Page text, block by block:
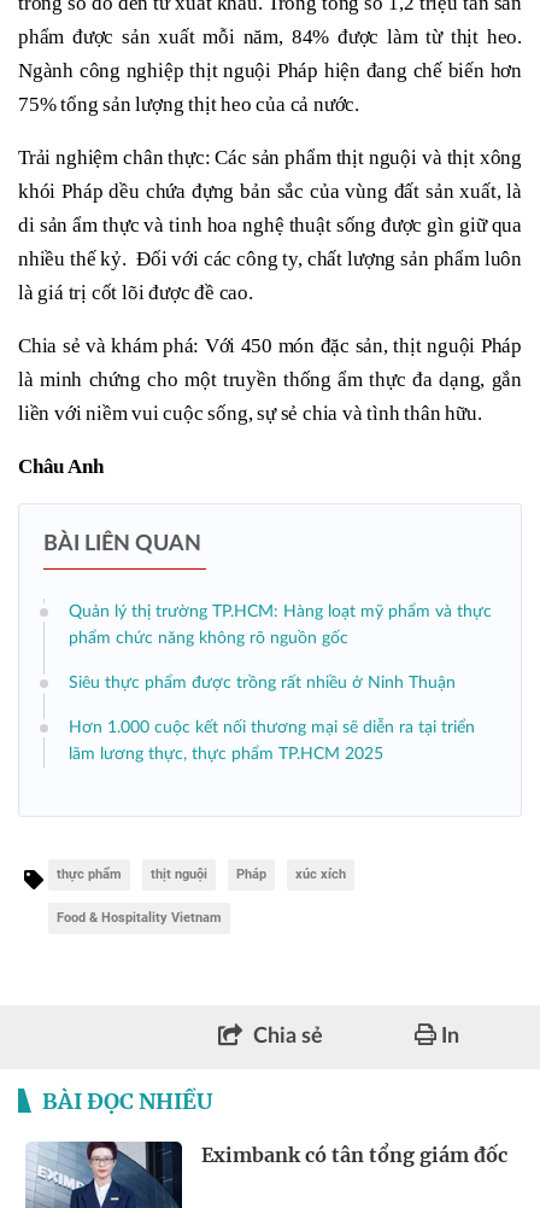
phẩm được sản xuất mỗi năm, 84% được làm từ thịt heo.
Ngành công nghiệp thịt nguội Pháp hiện đang chế biến hơn
75% tổng sản lượng thịt heo của cả nước.
Trải nghiệm chân thực: Các sản phẩm thịt nguội và thịt xông
khói Pháp dều chứa đựng bản sắc của vùng đất sản xuất, là
di sản ẩm thực và tinh hoa nghệ thuật sống được gìn giữ qua
nhiều thế kỷ. Đối với các công ty, chất lượng sản phẩm luôn
là giá trị cốt lõi được đề cao.
Chia sẻ và khám phá: Với 450 món đặc sản, thịt nguội Pháp
là minh chứng cho một truyền thống ẩm thực đa dạng, gắn
liền với niềm vui cuộc sống, sự sẻ chia và tình thân hữu.
Châu Anh
BÀI LIÊN QUAN
Quản lý thị trường TP.HCM: Hàng loạt mỹ phẩm và thực
phẩm chức năng không rõ nguồn gốc
Siêu thực phẩm được trồng rất nhiều ở Ninh Thuận
Hơn 1.000 cuộc kết nối thương mại sẽ diễn ra tại triển
lãm lương thực, thực phẩm TP.HCM 2025
thực phẩm thịt nguội Pháp xúc xích
Food & Hospitality Vietnam
Chia sẻ In
BÀI ĐỌC NHIỀU
Eximbank có tân tổng giám đốc